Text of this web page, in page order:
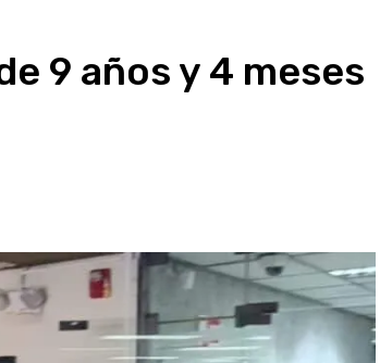
9 años y 4 meses